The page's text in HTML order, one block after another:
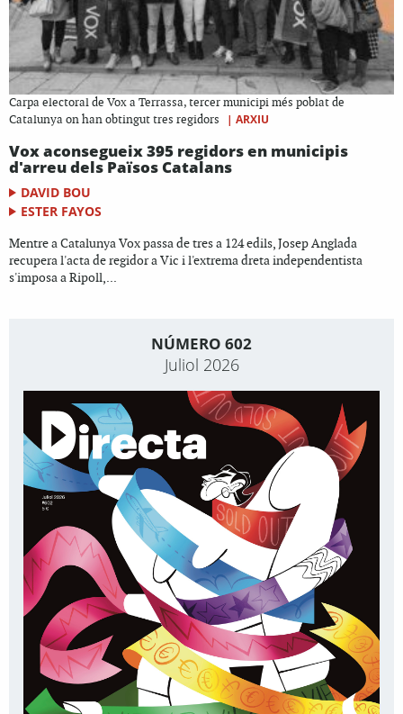
Carpa electoral de Vox a Terrassa, tercer municipi més poblat de
Catalunya on han obtingut tres regidors
| ARXIU
Vox aconsegueix 395 regidors en municipis
d'arreu dels Països Catalans
DAVID BOU
ESTER FAYOS
Mentre a Catalunya Vox passa de tres a 124 edils, Josep Anglada
recupera l'acta de regidor a Vic i l'extrema dreta independentista
s'imposa a Ripoll,...
NÚMERO 602
Juliol 2026